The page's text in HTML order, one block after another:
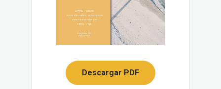
Descargar PDF